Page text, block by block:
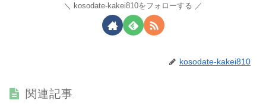
kosodate-kakei810をフォローする
kosodate-kakei810
関連記事